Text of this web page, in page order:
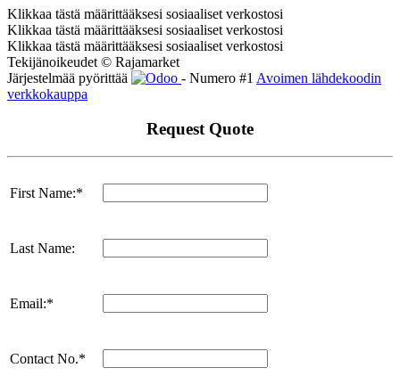
Klikkaa tästä määrittääksesi sosiaaliset verkostosi
Klikkaa tästä määrittääksesi sosiaaliset verkostosi
Klikkaa tästä määrittääksesi sosiaaliset verkostosi
Tekijänoikeudet © Rajamarket
Järjestelmää pyörittää
- Numero #1 Avoimen lähdekoodin
verkkokauppa
Request Quote
First Name:*
Last Name:
Email:*
Contact No.*